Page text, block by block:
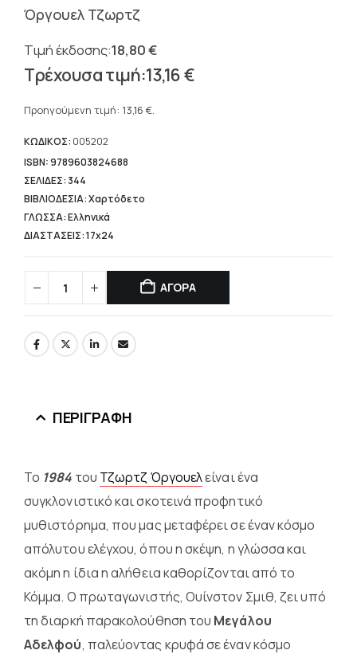
Όργουελ Τζωρτζ
18,80€
Original
price
18,80 €.
13,16€
τρέχουσα
είναι:
13,16 €.
Προηγούμενη τιμή: 13,16 €.
ΚΩΔΙΚΟΣ: 005202
ISBN: 9789603824688
ΣΕΛΙΔΕΣ: 344
ΒΙΒΛΙΟΔΕΣΙΑ: Χαρτόδετο
ΓΛΩΣΣΑ: Ελληνικά
ΔΙΑΣΤΑΣΕΙΣ: 17x24
ΑΓΟΡΑ
ΠΕΡΙΓΡΑΦΉ
Το 1984 του Τζωρτζ Όργουελείναι ένα
συγκλονιστικό και σκοτεινά προφητικό
μυθιστόρημα, που μας μεταφέρει σε έναν κόσμο
απόλυτου ελέγχου, όπου η σκέψη, η γλώσσα και
ακόμη η ίδια η αλήθεια καθορίζονται από το
Κόμμα. Ο πρωταγωνιστής, Ουίνστον Σμιθ, ζει υπό
τη διαρκή παρακολούθηση του Μεγάλου
Αδελφού, παλεύοντας κρυφά σε έναν κόσμο